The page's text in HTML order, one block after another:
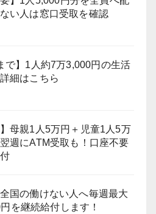
い人は窓口受取を確認
で】1人約7万3,000円の生活
細はこちら
】母親1人5万円＋児童1人5万
週にATM受取も！口座不要
全国の働けない人へ毎週最大
を継続給付します！